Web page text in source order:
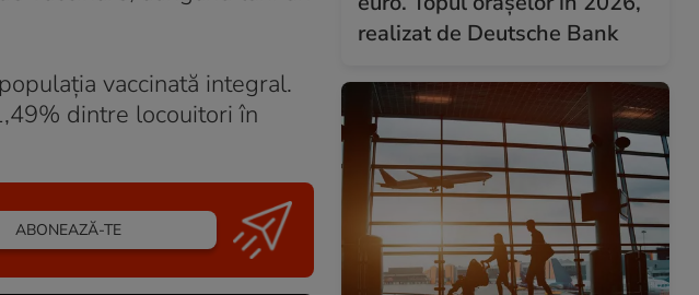
vaccinată integral.
dintre locouitori în
ABONEAZĂ-TE
realizat de Deutsche Bank